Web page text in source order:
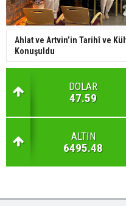
Ahlat ve Artvin’in Tarihî ve
Konuşuldu
DOLAR
47.59
ALTIN
6495.48